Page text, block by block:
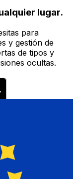
lugar.
para
y gestión de
de tipos y
ocultas.